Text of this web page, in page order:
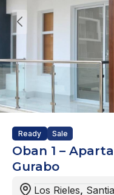
Ready Sale
Oban 1 –
Gurabo
Los Rieles,